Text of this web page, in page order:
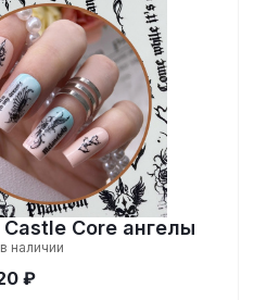
Core ангелы
наличии
₽